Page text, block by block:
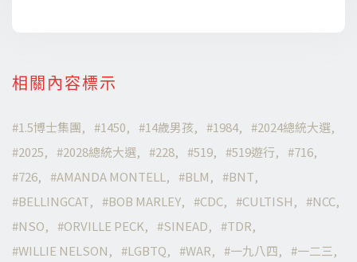
相關內容標示
1.5博士集團 1450 14歲男孩 1984
2024總統大選
2025
2028總統大選 228 519 519遊行
716
726
AMANDA MONTELL BLM
BNT
BELLINGCAT
BOB MARLEY CDC CULTISH
NCC
NSO
ORVILLE PECK SINEAD
TDR
WILLIE NELSON
LGBTQ WAR 一九八四
一二三